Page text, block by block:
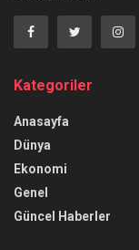
Kategoriler
Anasayfa
Dünya
Ekonomi
Genel
Güncel Haberler